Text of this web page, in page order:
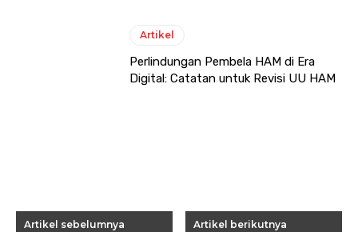
Artikel
Perlindungan Pembela HAM di Era
Digital: Catatan untuk Revisi UU HAM
Artikel sebelumnya
Artikel berikutnya